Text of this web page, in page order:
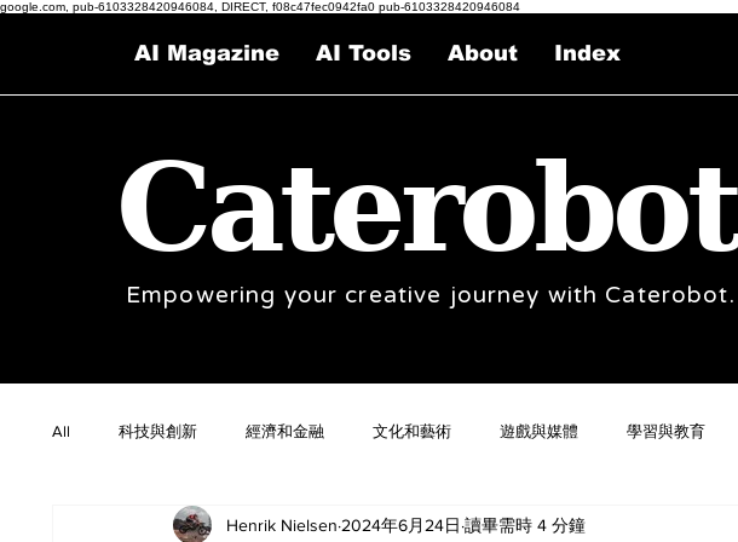
google.com, pub-6103328420946084, DIRECT, f08c47fec0942fa0 pub-6103328420946084
AI Magazine AI Tools About Index
Caterobot
Empowering your creative journey with Caterobot.
All 科技與創新 經濟和金融 文化和藝術 遊戲與媒體 學習與教育
Henrik Nielsen 2024年6月24日 讀畢需時 4 分鐘